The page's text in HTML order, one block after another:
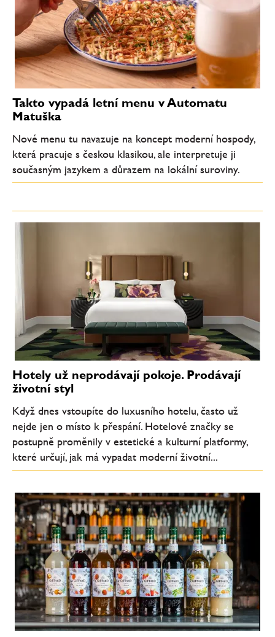
Takto vypadá letní menu v Automatu
Matuška
Nové menu tu navazuje na koncept moderní hospody,
která pracuje s českou klasikou, ale interpretuje ji
současným jazykem a důrazem na lokální suroviny.
Hotely už neprodávají pokoje. Prodávají
životní styl
Když dnes vstoupíte do luxusního hotelu, často už
nejde jen o místo k přespání. Hotelové značky se
postupně proměnily v estetické a kulturní platformy,
které určují, jak má vypadat moderní životní...